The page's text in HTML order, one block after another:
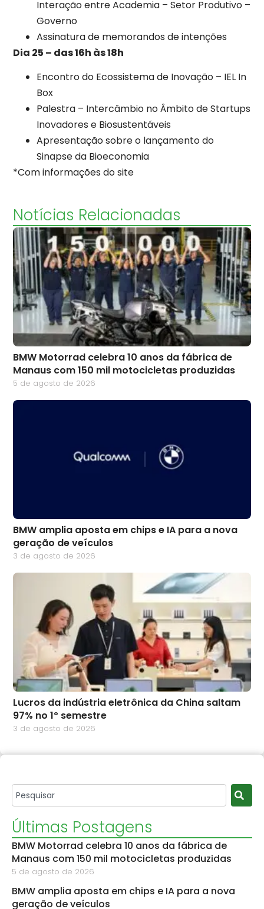
Interação entre Academia – Setor Produtivo –
Governo
Assinatura de memorandos de intenções
Dia 25 – das 16h às 18h
Encontro do Ecossistema de Inovação – IEL In
Box
Palestra – Intercâmbio no Âmbito de Startups
Inovadores e Biosustentáveis
Apresentação sobre o lançamento do
Sinapse da Bioeconomia
*Com informações do site
Notícias Relacionadas
BMW Motorrad celebra 10 anos da fábrica de
Manaus com 150 mil motocicletas produzidas
5 de agosto de 2026
BMW amplia aposta em chips e IA para a nova
geração de veículos
3 de agosto de 2026
Lucros da indústria eletrônica da China saltam
97% no 1º semestre
3 de agosto de 2026
Últimas Postagens
BMW Motorrad celebra 10 anos da fábrica de
Manaus com 150 mil motocicletas produzidas
5 de agosto de 2026
BMW amplia aposta em chips e IA para a nova
geração de veículos